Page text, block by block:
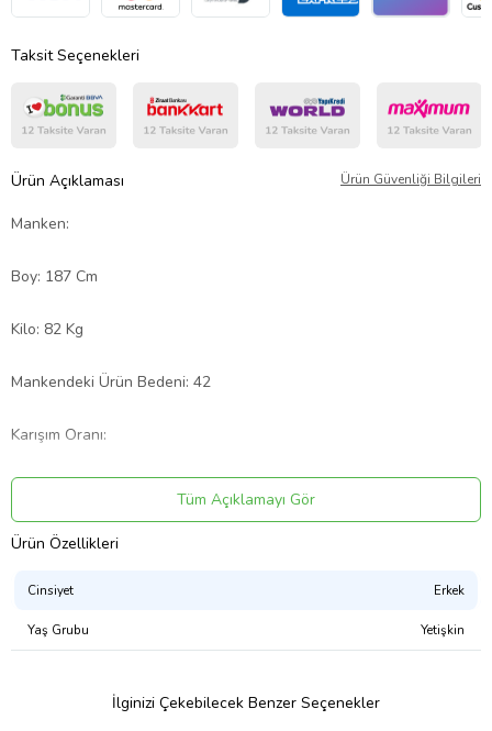
Taksit Seçenekleri
Ürün Açıklaması Ürün Güvenliği Bilgileri
Manken:
Boy: 187 Cm
Kilo: 82 Kg
Mankendeki Ürün Bedeni: 42
Karışım Oranı:
%100 Pamuk
Ürün Kodu:kcm69109926
Tüm Açıklamayı Gör
Ürün Özellikleri
Cinsiyet Erkek
Yaş Grubu Yetişkin
İlginizi Çekebilecek Benzer Seçenekler